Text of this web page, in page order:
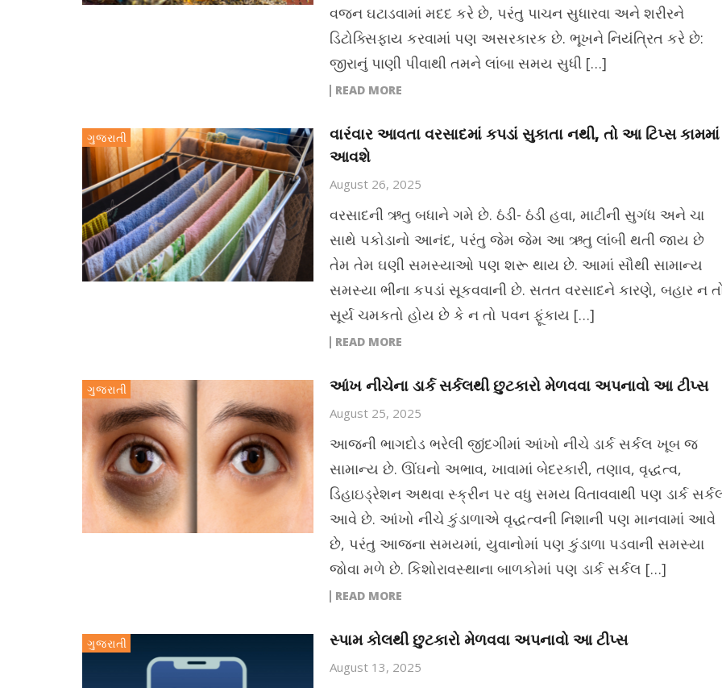
વજન ઘટાડવામાં મદદ કરે છે, પરંતુ પાચન સુધારવા અને શરીરને
ડિટોક્સિફાય કરવામાં પણ અસરકારક છે. ભૂખને નિયંત્રિત કરે છે:
જીરાનું પાણી પીવાથી તમને લાંબા સમય સુધી […]
READ MORE
ગુજરાતી
વારંવાર આવતા વરસાદમાં કપડાં સુકાતા નથી, તો આ ટિપ્સ કામમાં
આવશે
August 26, 2025
વરસાદની ઋતુ બધાને ગમે છે. ઠંડી- ઠંડી હવા, માટીની સુગંધ અને ચા
સાથે પકોડાનો આનંદ, પરંતુ જેમ જેમ આ ઋતુ લાંબી થતી જાય છે
તેમ તેમ ઘણી સમસ્યાઓ પણ શરૂ થાય છે. આમાં સૌથી સામાન્ય
સમસ્યા ભીના કપડાં સૂકવવાની છે. સતત વરસાદને કારણે, બહાર ન
સૂર્ય ચમકતો હોય છે કે ન તો પવન ફૂંકાય […]
READ MORE
ગુજરાતી આંખ નીચેના ડાર્ક સર્કલથી છુટકારો મેળવવા અપનાવો આ ટીપ્સ
August 25, 2025
આજની ભાગદોડ ભરેલી જીંદગીમાં આંખો નીચે ડાર્ક સર્કલ ખૂબ જ
સામાન્ય છે. ઊંઘનો અભાવ, ખાવામાં બેદરકારી, તણાવ, વૃદ્ધત્વ,
ડિહાઇડ્રેશન અથવા સ્ક્રીન પર વધુ સમય વિતાવવાથી પણ ડાર્ક
આવે છે. આંખો નીચે કુંડાળાએ વૃદ્ધત્વની નિશાની પણ માનવામાં આવે
છે, પરંતુ આજના સમયમાં, યુવાનોમાં પણ કુંડાળા પડવાની સમસ્યા
જોવા મળે છે. કિશોરાવસ્થાના બાળકોમાં પણ ડાર્ક સર્કલ […]
READ MORE
ગુજરાતી સ્પામ કોલથી છુટકારો મેળવવા અપનાવો આ ટીપ્સ
August 13, 2025